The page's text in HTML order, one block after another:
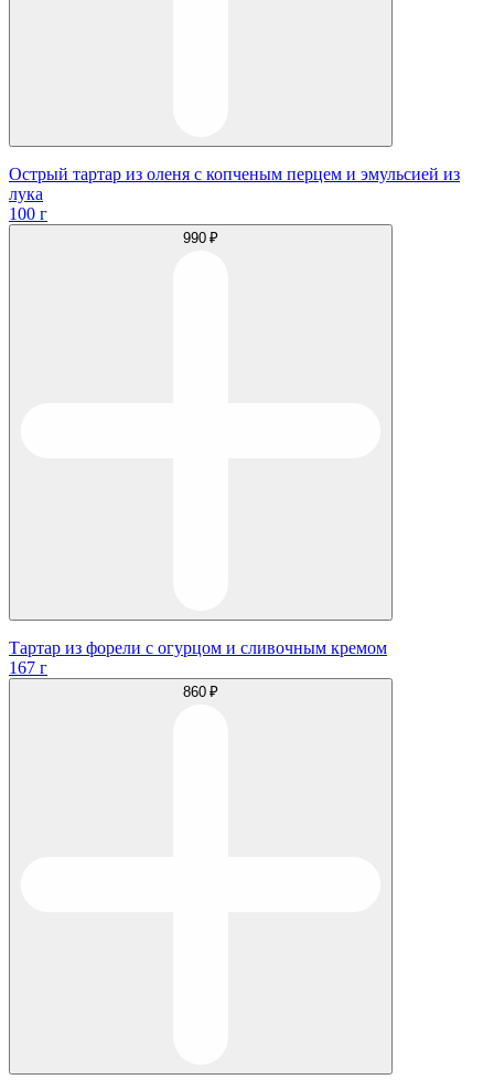
Острый тартар из оленя с копченым перцем и эмульсией из
лука
100 г
990 ₽
Тартар из форели с огурцом и сливочным кремом
167 г
860 ₽